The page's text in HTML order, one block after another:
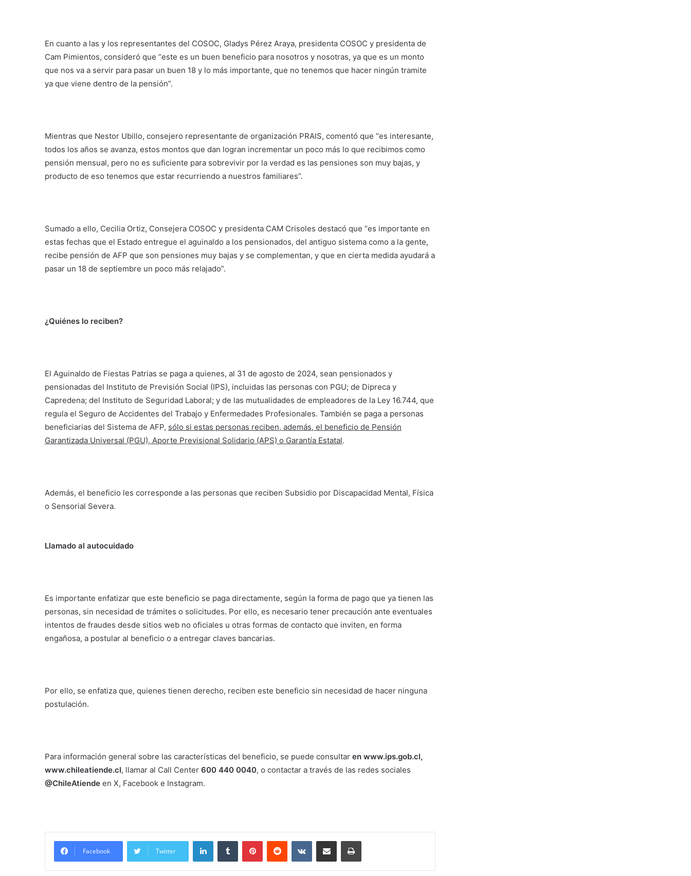
En cuanto a las y los representantes del COSOC, Gladys Pérez Araya, presidenta COSOC y presidenta de
Cam Pimientos, consideró que “este es un buen beneficio para nosotros y nosotras, ya que es un monto
que nos va a servir para pasar un buen 18 y lo más importante, que no tenemos que hacer ningún tramite
ya que viene dentro de la pensión”.
Mientras que Nestor Ubillo, consejero representante de organización PRAIS, comentó que “es interesante,
todos los años se avanza, estos montos que dan logran incrementar un poco más lo que recibimos como
pensión mensual, pero no es suficiente para sobrevivir por la verdad es las pensiones son muy bajas, y
producto de eso tenemos que estar recurriendo a nuestros familiares”.
Sumado a ello, Cecilia Ortiz, Consejera COSOC y presidenta CAM Crisoles destacó que “es importante en
estas fechas que el Estado entregue el aguinaldo a los pensionados, del antiguo sistema como a la gente,
recibe pensión de AFP que son pensiones muy bajas y se complementan, y que en cierta medida ayudará a
pasar un 18 de septiembre un poco más relajado”.
¿Quiénes lo reciben?
El Aguinaldo de Fiestas Patrias se paga a quienes, al 31 de agosto de 2024, sean pensionados y
pensionadas del Instituto de Previsión Social (IPS), incluidas las personas con PGU; de Dipreca y
Capredena; del Instituto de Seguridad Laboral; y de las mutualidades de empleadores de la Ley 16.744, que
regula el Seguro de Accidentes del Trabajo y Enfermedades Profesionales. También se paga a personas
beneficiarias del Sistema de AFP, sólo si estas personas reciben, además, el beneficio de Pensión
Garantizada Universal (PGU), Aporte Previsional Solidario (APS) o Garantía Estatal.
Además, el beneficio les corresponde a las personas que reciben Subsidio por Discapacidad Mental, Física
o Sensorial Severa.
Llamado al autocuidado
Es importante enfatizar que este beneficio se paga directamente, según la forma de pago que ya tienen las
personas, sin necesidad de trámites o solicitudes. Por ello, es necesario tener precaución ante eventuales
intentos de fraudes desde sitios web no oficiales u otras formas de contacto que inviten, en forma
engañosa, a postular al beneficio o a entregar claves bancarias.
Por ello, se enfatiza que, quienes tienen derecho, reciben este beneficio sin necesidad de hacer ninguna
postulación.
Para información general sobre las características del beneficio, se puede consultar en www.ips.gob.cl,
www.chileatiende.cl, llamar al Call Center 600 440 0040, o contactar a través de las redes sociales
@ChileAtiende en X, Facebook e Instagram.
Facebook Twitter
LinkedInTumblr PinterestReddit VKontakteCompartir por correo electrónicoImprimir